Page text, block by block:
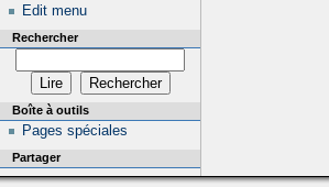
Edit menu
Rechercher
Boîte à outils
Pages spéciales
Partager